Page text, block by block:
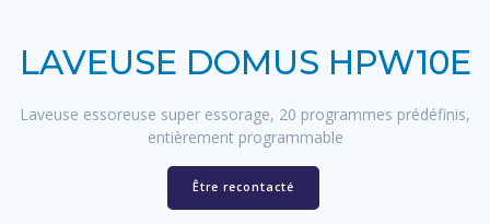
LAVEUSE DOMUS HPW10E
Laveuse essoreuse super essorage, 20 programmes prédéfinis,
entièrement programmable
Être recontacté